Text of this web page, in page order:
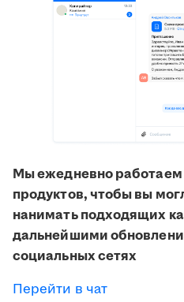
Мы ежедневно
продуктов, чтобы вы
нанимать подходящих
дальнейшими
социальных сетях
Перейти в чат